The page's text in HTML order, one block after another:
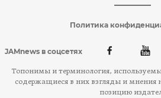
Политика
JAMnews в соцсетях
Топонимы и терминология,
содержащиеся в них взгляды и мнения
позицию